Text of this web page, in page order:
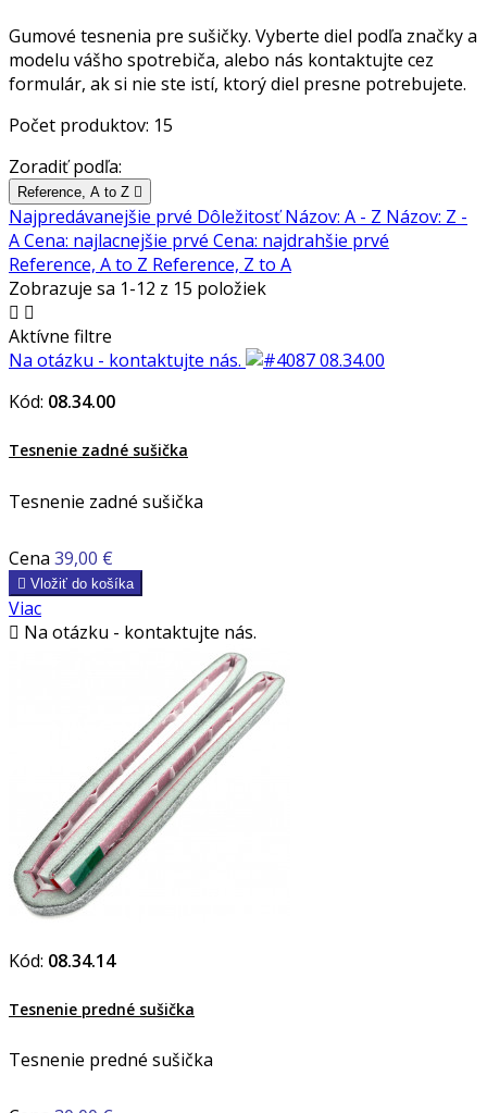
Gumové tesnenia pre sušičky. Vyberte diel podľa značky a
modelu vášho spotrebiča, alebo nás kontaktujte cez
formulár, ak si nie ste istí, ktorý diel presne potrebujete.
Počet produktov: 15
Zoradiť podľa:
Reference, A to Z 
Najpredávanejšie prvé DôležitosťNázov: A - Z Názov: Z -
ACena: najlacnejšie prvé Cena: najdrahšie prvé
Reference, A to Z Reference, Z to A
Zobrazuje sa 1-12 z 15 položiek
 
Aktívne filtre
Na otázku - kontaktujte nás.
Kód: 08.34.00
Tesnenie zadné sušička
Tesnenie zadné sušička
Cena 39,00 €
 Vložiť do košíka
Viac
 Na otázku - kontaktujte nás.
Kód: 08.34.14
Tesnenie predné sušička
Tesnenie predné sušička